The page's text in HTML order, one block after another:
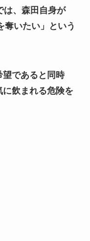
は、森田自身が
奪いたい」という
であると同時
飲まれる危険を